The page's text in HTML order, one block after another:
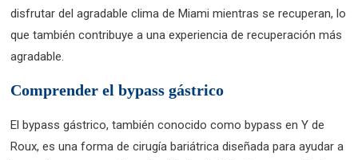
disfrutar del agradable clima de Miami mientras se recuperan, lo
que también contribuye a una experiencia de recuperación más
agradable.
Comprender el bypass gástrico
El bypass gástrico, también conocido como bypass en Y de
Roux, es una forma de cirugía bariátrica diseñada para ayudar a